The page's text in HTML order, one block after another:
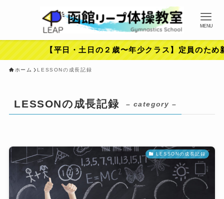
MENU
【平日・土日の２歳〜年少クラス】定員のため
ホーム LESSONの成長記録
LESSONの成長記録 – category –
LESSONの成長記録